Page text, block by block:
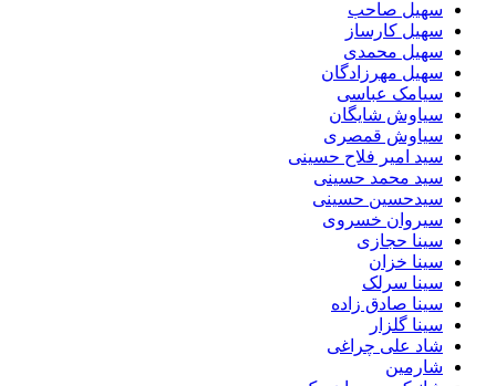
سهیل صاحب
سهیل کارساز
سهیل محمدی
سهیل مهرزادگان
سیامک عباسی
سیاوش شایگان
سیاوش قمصری
سید امیر فلاح حسینی
سید محمد حسینی
سیدحسین حسینی
سیروان خسروی
سینا حجازی
سینا خزان
سینا سرلک
سینا صادق زاده
سینا گلزار
شاد علی چراغی
شارمین